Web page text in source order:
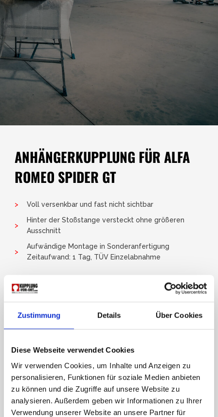
Zustimmung Details Über Cookies
Diese Webseite verwendet Cookies
Wir verwenden Cookies, um Inhalte und Anzeigen zu
personalisieren, Funktionen für soziale Medien anbieten
zu können und die Zugriffe auf unsere Website zu
analysieren. Außerdem geben wir Informationen zu Ihrer
Verwendung unserer Website an unsere Partner für
ANHÄNGERKUPPLUNG FÜR ALFA
ROMEO SPIDER GT
Voll versenkbar und fast nicht sichtbar
Hinter der Stoßstange versteckt ohne größeren
Ausschnitt
Aufwändige Montage in Sonderanfertigung
Zeitaufwand: 1 Tag, TÜV Einzelabnahme